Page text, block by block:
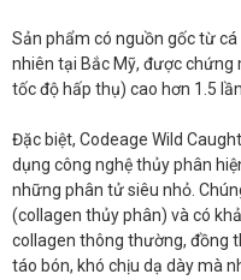
Sản phẩm có nguồn gốc từ
nhiên tại Bắc Mỹ, được chứng
tốc độ hấp thụ) cao hơn 1.5
Đặc biệt, Codeage Wild
dụng công nghệ thủy phân
những phân tử siêu nhỏ.
(collagen thủy phân) và có
collagen thông thường, đồng
táo bón, khó chịu dạ dày mà